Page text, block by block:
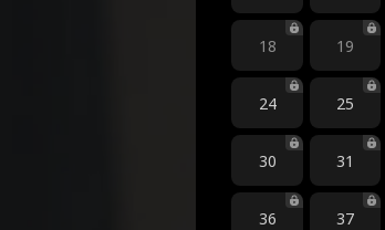
18 19
24 25
30 31
36 37